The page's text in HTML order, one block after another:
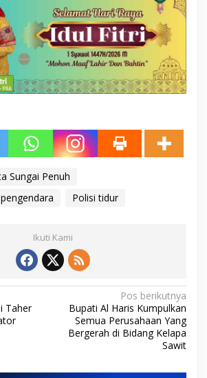
Sungai Penuh
Polisi tidur
Ikuti Kami
Taher
Pos berikutnya
Bupati Al Haris Kumpulkan
Semua Perusahaan Yang
Bergerah di Bidang Kelapa
Sawit